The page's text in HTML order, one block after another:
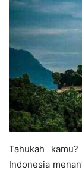
Tahukah
Indonesia